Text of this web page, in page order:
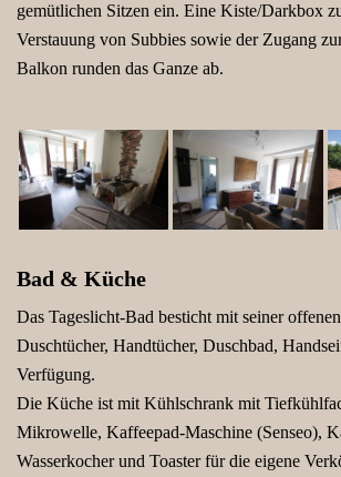
gemütlichen Sitzen ein. Eine Kiste/Darkbox
Verstauung von Subbies sowie der Zugang
Balkon runden das Ganze ab.
Bad & Küche
Das Tageslicht-Bad besticht mit seiner
Duschtücher, Handtücher, Duschbad,
Verfügung.
Die Küche ist mit Kühlschrank mit
Mikrowelle, Kaffeepad-Maschine (Senseo),
Wasserkocher und Toaster für die eigene